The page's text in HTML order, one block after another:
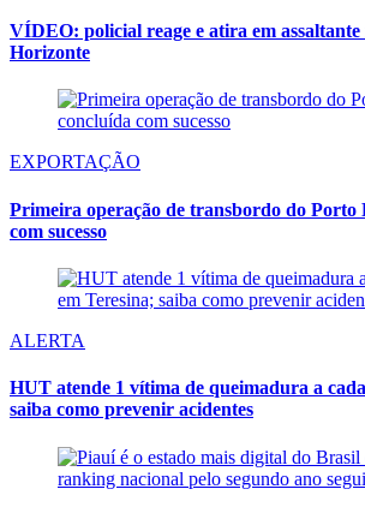
VÍDEO: policial reage e atira em
Horizonte
EXPORTAÇÃO
Primeira operação de transbordo do Porto
com sucesso
ALERTA
HUT atende 1 vítima de queimadura a
saiba como prevenir acidentes